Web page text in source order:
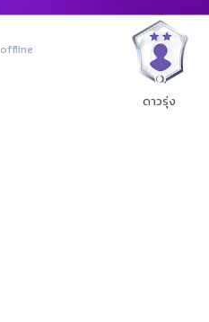
offline
ดาวรุ่ง